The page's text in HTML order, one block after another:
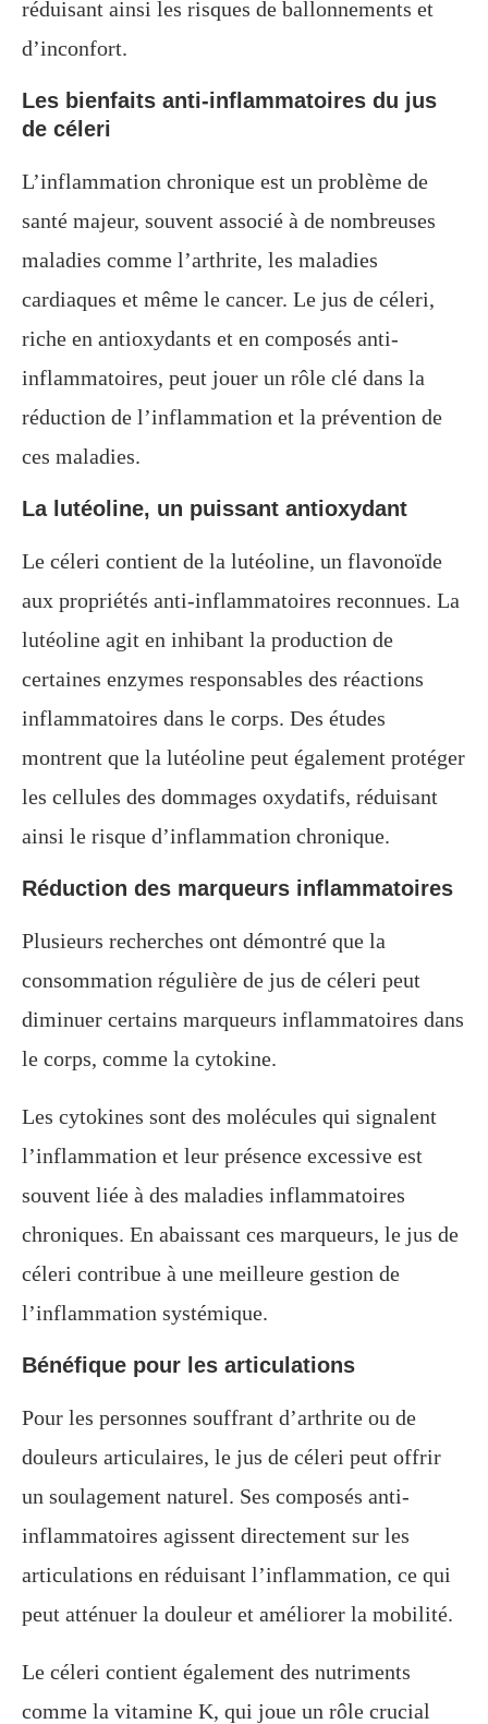
réduisant ainsi les risques de ballonnements et
d’inconfort.
Les bienfaits anti-inflammatoires du jus
de céleri
L’inflammation chronique est un problème de
santé majeur, souvent associé à de nombreuses
maladies comme l’arthrite, les maladies
cardiaques et même le cancer. Le jus de céleri,
riche en antioxydants et en composés anti-
inflammatoires, peut jouer un rôle clé dans la
réduction de l’inflammation et la prévention de
ces maladies.
La lutéoline, un puissant antioxydant
Le céleri contient de la lutéoline, un flavonoïde
aux propriétés anti-inflammatoires reconnues. La
lutéoline agit en inhibant la production de
certaines enzymes responsables des réactions
inflammatoires dans le corps. Des études
montrent que la lutéoline peut également protéger
les cellules des dommages oxydatifs, réduisant
ainsi le risque d’inflammation chronique.
Réduction des marqueurs inflammatoires
Plusieurs recherches ont démontré que la
consommation régulière de jus de céleri peut
diminuer certains marqueurs inflammatoires dans
le corps, comme la cytokine.
Les cytokines sont des molécules qui signalent
l’inflammation et leur présence excessive est
souvent liée à des maladies inflammatoires
chroniques. En abaissant ces marqueurs, le jus de
céleri contribue à une meilleure gestion de
l’inflammation systémique.
Bénéfique pour les articulations
Pour les personnes souffrant d’arthrite ou de
douleurs articulaires, le jus de céleri peut offrir
un soulagement naturel. Ses composés anti-
inflammatoires agissent directement sur les
articulations en réduisant l’inflammation, ce qui
peut atténuer la douleur et améliorer la mobilité.
Le céleri contient également des nutriments
comme la vitamine K, qui joue un rôle crucial